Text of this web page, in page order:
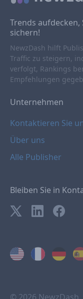
Trends
sichern!
NewzDash hilft
Traffic zu steigern,
verfolgt, Rankings
Empfehlungen
Unternehmen
Kontaktieren Sie
Über uns
Alle Publisher
Bleiben Sie in